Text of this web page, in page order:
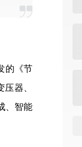
的《节
器、
、智能